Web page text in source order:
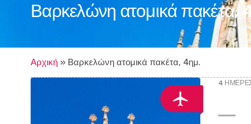
Βαρκελώνη ατομικά πακέτα,
Αρχική » Βαρκελώνη ατομικά πακέτα, 4ημ.
4